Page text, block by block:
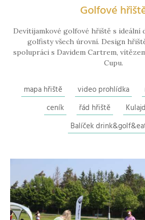
Golfové
Devítijamkové golfové hřiště s ideální
golfisty všech úrovní. Design
spolupráci s Davidem Cartrem,
Cupu.
mapa hřiště video prohlídka
ceník
řád hřiště
Balíček